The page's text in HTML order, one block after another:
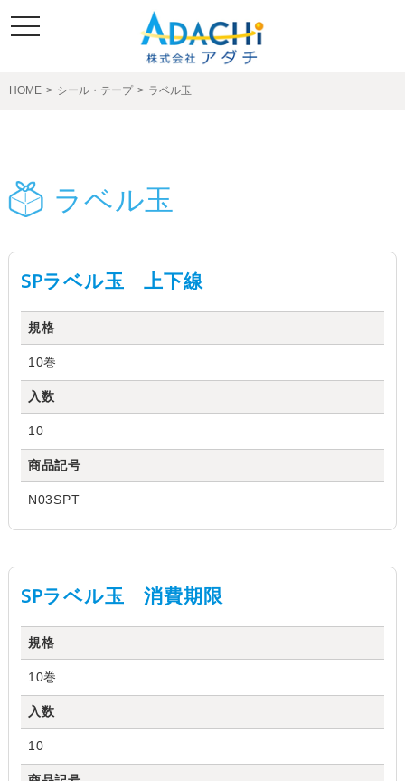
toggle
navigation
HOME > シール・テープ > ラベル玉
ラベル玉
SPラベル玉 上下線
規格
10巻
入数
10
商品記号
N03SPT
SPラベル玉 消費期限
規格
10巻
入数
10